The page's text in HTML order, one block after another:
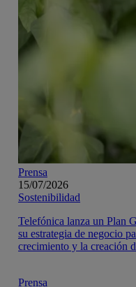
Prensa
15/07/2026
Sostenibilidad
Telefónica lanza un Plan
su estrategia de negocio
crecimiento y la creación
Prensa